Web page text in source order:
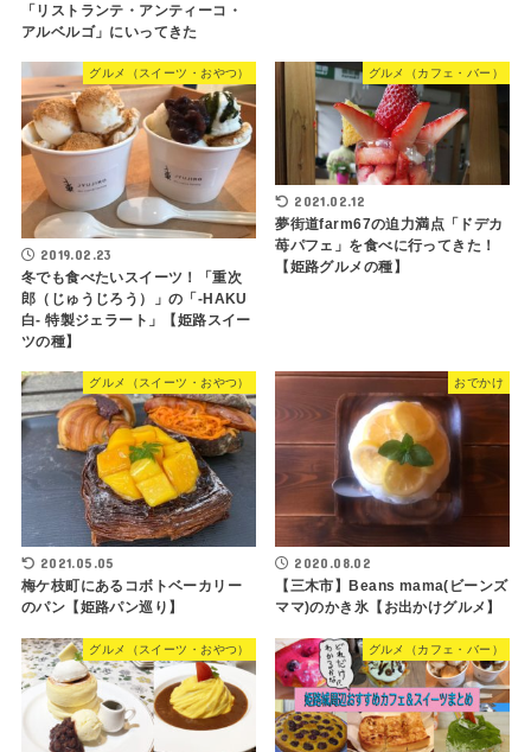
「リストランテ・アンティーコ・
アルベルゴ」にいってきた
グルメ（スイーツ・おやつ）
2019.02.23
冬でも食べたいスイーツ！「重次
郎（じゅうじろう）」の「-HAKU
白- 特製ジェラート」【姫路スイー
ツの種】
グルメ（カフェ・バー）
2021.02.12
夢街道farm67の迫力満点「ドデカ
苺パフェ」を食べに行ってきた！
【姫路グルメの種】
グルメ（スイーツ・おやつ）
2021.05.05
梅ケ枝町にあるコボトベーカリー
のパン【姫路パン巡り】
おでかけ
2020.08.02
【三木市】Beans mama(ビーンズ
ママ)のかき氷【お出かけグルメ】
グルメ（スイーツ・おやつ） グルメ（カフェ・バー）